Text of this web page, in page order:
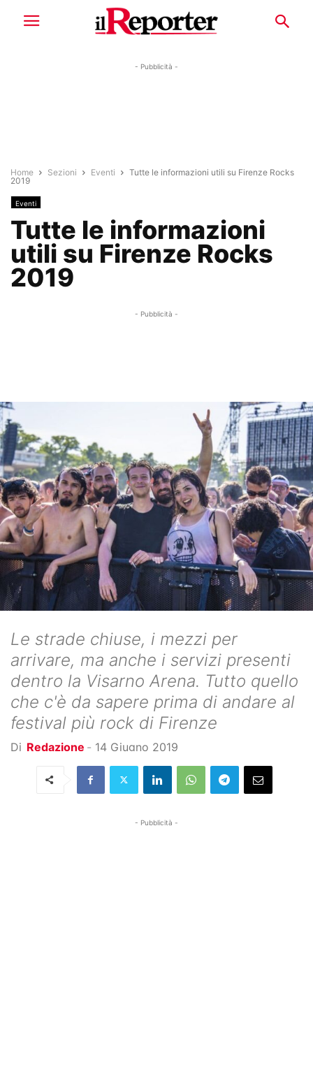
- Pubblicità -
Home Sezioni Eventi
Tutte le informazioni utili su Firenze Rocks
2019
Eventi
Tutte le informazioni
utili su Firenze Rocks
2019
- Pubblicità -
Le strade chiuse, i mezzi per
arrivare, ma anche i servizi presenti
dentro la Visarno Arena. Tutto quello
che c'è da sapere prima di andare al
festival più rock di Firenze
Di Redazione - 14 Giugno 2019
- Pubblicità -